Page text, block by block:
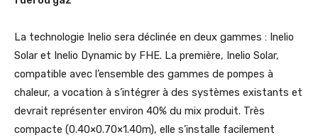
La technologie Inelio sera déclinée en deux gammes : Inelio
Solar et Inelio Dynamic by FHE. La première, Inelio Solar,
compatible avec l’ensemble des gammes de pompes à
chaleur, a vocation à s’intégrer à des systèmes existants et
devrait représenter environ 40% du mix produit. Très
compacte (0.40×0.70×1.40m), elle s’installe facilement